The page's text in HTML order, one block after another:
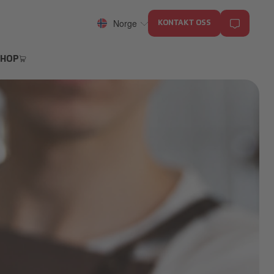
Norge KONTAKT OSS